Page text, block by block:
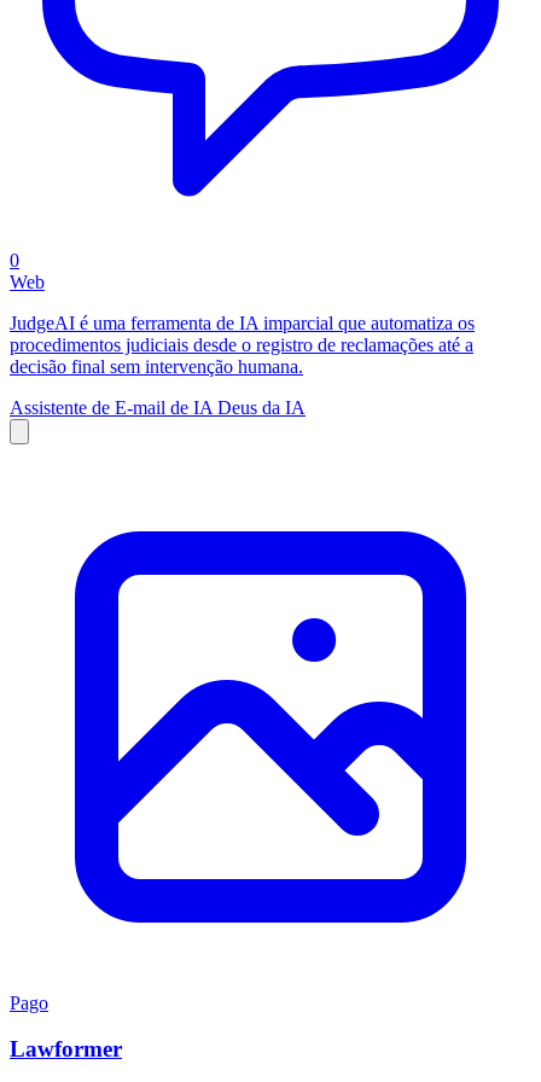
0
Web
JudgeAI é uma ferramenta de IA imparcial que automatiza os
procedimentos judiciais desde o registro de reclamações até a
decisão final sem intervenção humana.
Assistente de E-mail de IA Deus da IA
Pago
Lawformer